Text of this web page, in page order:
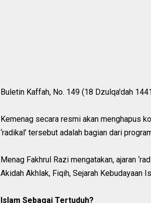
Buletin Kaffah, No. 149 (18 Dzulqa'dah
Kemenag secara resmi akan menghapus
‘radikal’ tersebut adalah bagian dari
Menag Fakhrul Razi mengatakan, ajaran
Akidah Akhlak, Fiqih, Sejarah Kebudayaan
Islam Sebagai Tertuduh?